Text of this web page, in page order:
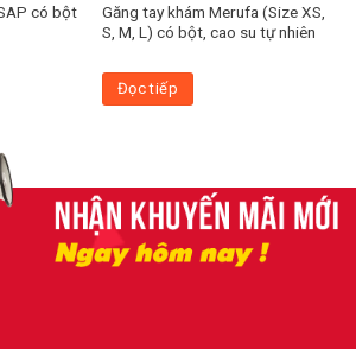
có bột
Găng tay khám Merufa (Size XS,
S, M, L) có bột, cao su tự nhiên
Đọc tiếp